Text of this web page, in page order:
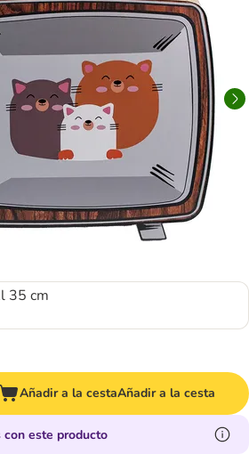
35 cm
Añadir a la cestaAñadir a la cesta
con este producto